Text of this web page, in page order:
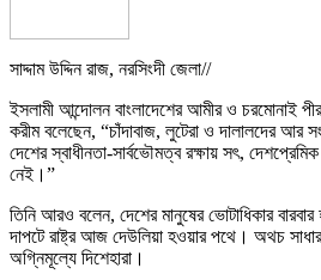
সাদ্দাম উদ্দিন রাজ, নরসিংদী জেলা//
ইসলামী আন্দোলন বাংলাদেশের আমীর ও চরমোনাই
করীম বলেছেন, “চাঁদাবাজ, লুটেরা ও দালালদের আর
দেশের স্বাধীনতা-সার্বভৌমত্ব রক্ষায় সৎ,
নেই।”
তিনি আরও বলেন, দেশের মানুষের ভোটাধিকার
দাপটে রাষ্ট্র আজ দেউলিয়া হওয়ার পথে। অথচ
অগ্নিমূল্যে দিশেহারা।